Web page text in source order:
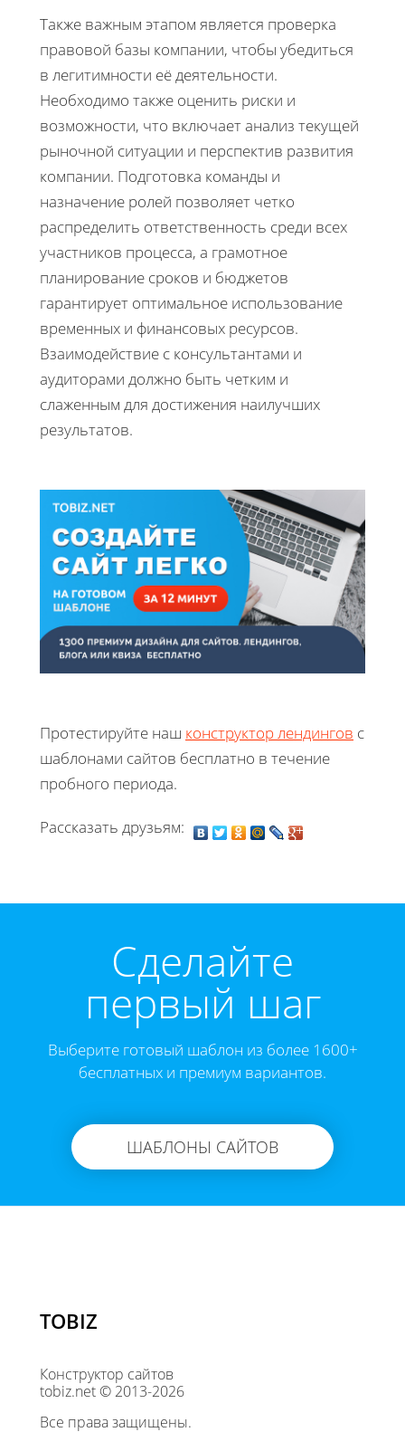
Также важным этапом является проверка
правовой базы компании, чтобы убедиться
в легитимности её деятельности.
Необходимо также оценить риски и
возможности, что включает анализ текущей
рыночной ситуации и перспектив развития
компании. Подготовка команды и
назначение ролей позволяет четко
распределить ответственность среди всех
участников процесса, а грамотное
планирование сроков и бюджетов
гарантирует оптимальное использование
временных и финансовых ресурсов.
Взаимодействие с консультантами и
аудиторами должно быть четким и
слаженным для достижения наилучших
результатов.
Протестируйте наш конструктор лендингов с
шаблонами сайтов бесплатно в течение
пробного периода.
Рассказать друзьям:
Cделайте
первый шаг
Выберите готовый шаблон из более 1600+
бесплатных и премиум вариантов.
ШАБЛОНЫ САЙТОВ
TOBIZ
Конструктор сайтов
tobiz.net © 2013-2026
Все права защищены.